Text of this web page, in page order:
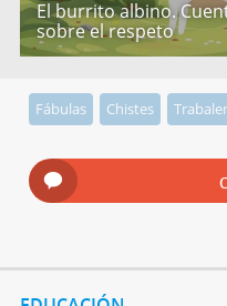
El burrito albino.
sobre el respeto
Fábulas Chistes